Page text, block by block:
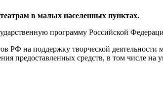
в малых населенных пунктах.
программу Российской
РФ на поддержку творческой
предоставленных средств, в том числе на